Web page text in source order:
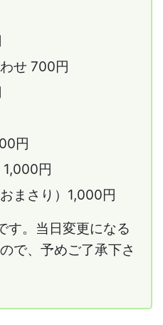
せ 700円
円
円
まさり）1,000円
す。当日変更になる
で、予めご了承下さ